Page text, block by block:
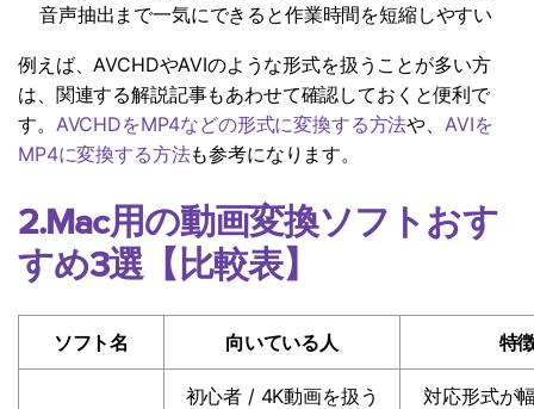
音声抽出まで一気にできると作業時間を短縮しやすい
例えば、AVCHDやAVIのような形式を扱うことが多い方
は、関連する解説記事もあわせて確認しておくと便利で
す。 AVCHDをMP4などの形式に変換する方法や、 AVIを
MP4に変換する方法も参考になります。
2.Mac用の動画変換ソフトおす
すめ3選【比較表】
ソフト名 向いている人 特
初心者 / 4K動画を扱う
対応形式が